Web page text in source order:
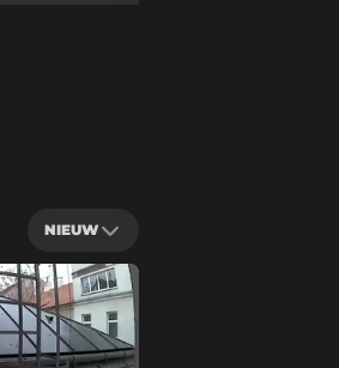
NIEUW